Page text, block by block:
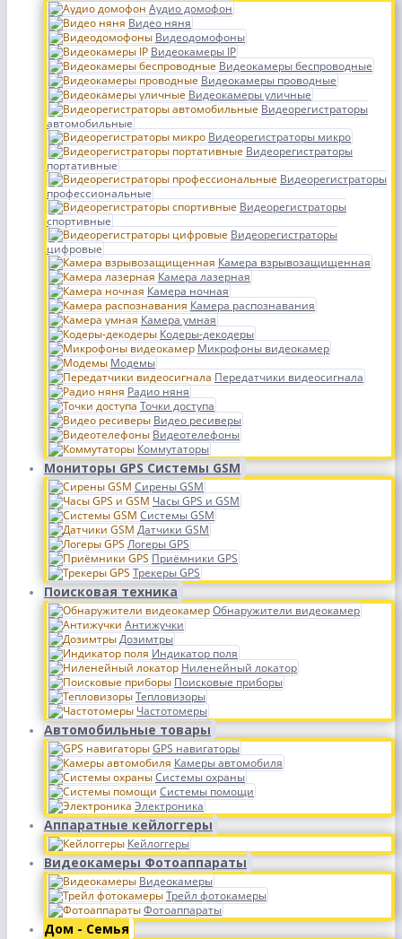
Аудио домофон
Видео няня
Видеодомофоны
Видеокамеры IP
Видеокамеры беспроводные
Видеокамеры проводные
Видеокамеры уличные
Видеорегистраторы
автомобильные
Видеорегистраторы микро
Видеорегистраторы
портативные
Видеорегистраторы
профессиональные
Видеорегистраторы
спортивные
Видеорегистраторы
цифровые
Камера взрывозащищенная
Камера лазерная
Камера ночная
Камера распознавания
Камера умная
Кодеры-декодеры
Микрофоны видеокамер
Модемы
Передатчики видеосигнала
Радио няня
Точки доступа
Видео ресиверы
Видеотелефоны
Коммутаторы
Мониторы GPS Системы GSM
Сирены GSM
Часы GPS и GSM
Системы GSM
Датчики GSM
Логеры GPS
Приёмники GPS
Трекеры GPS
Поисковая техника
Обнаружители видеокамер
Антижучки
Дозимтры
Индикатор поля
Ниленейный локатор
Поисковые приборы
Тепловизоры
Частотомеры
Автомобильные товары
GPS навигаторы
Камеры автомобиля
Системы охраны
Системы помощи
Электроника
Аппаратные кейлоггеры
Кейлоггеры
Видеокамеры Фотоаппараты
Видеокамеры
Трейл фотокамеры
Фотоаппараты
Дом - Семья